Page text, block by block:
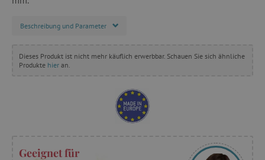
Beschreibung und Parameter
Dieses Produkt ist nicht mehr käuflich erwerbbar. Schauen Sie sich ähnliche
Produkte hier an.
Geeignet für